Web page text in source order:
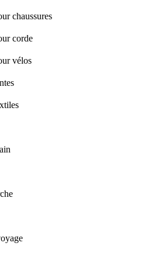
chaussures
corde
vélos